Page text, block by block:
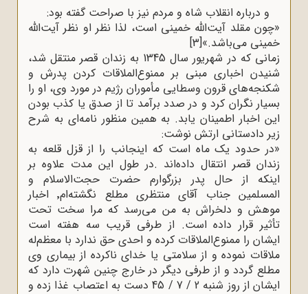
و درباره انقلاب شاه و مردم نیز با صراحت گفته بود:
»چون مقلد آیت‌الله خمینی است، لذا نظر او نظر آیت‌الله
خمینی می‌باشد.»[3]
زمانی که در شهریور سال 1345 به زندان قصر منتقل شد،
شنیدن اخباری مبنی بر ممنوع‌الملاقات کردن پدرش و
شکنجه‌های قرون وسطایی مأموران رژیم در مورد وی، او را
بسیار نگران کرد و در صدد برآمد تا از صدق یا کذب بودن
این اخبار اطمینان یابد. به همین منظور نامه‌ای به شرح
زیر دادستانی ارتش نوشت:
»در حدود یک ماه است که اینجانب را از قزل قلعه به
زندان قصر انتقال داده‌اند .در طول این مدت علاوه بر
اینکه از حال پدر بزرگوارم حضرت حجت‌الاسلام‌ و
المسلمین جناب آقای منتظری مطلع نگشته‌ام٬ اخبار
موهش و دلخراش به من می‌رسد که مرا سخت تحت
تأثیر قرار داده است. از طرفی قریب سه هفته است
ایشان را ممنوع‌الملاقات کرده و احدی حق ندارد با معظم‌له
ملاقات نموده و از سلامتی یا خدای ناکرده از بیماری وی
مطلع گردد و از طرفی دیگر در خارج چنین شهرت دارد که
ایشان از روز شنبه 2 / 7 / 45 دست به اعتصاب غذا زده و